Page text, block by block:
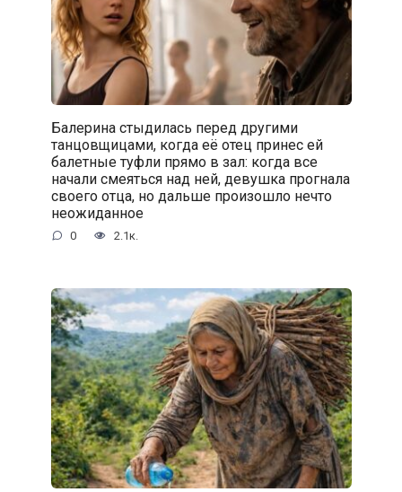
Балерина стыдилась перед другими
танцовщицами, когда её отец принес ей
балетные туфли прямо в зал: когда все
начали смеяться над ней, девушка прогнала
своего отца, но дальше произошло нечто
неожиданное
0 2.1к.